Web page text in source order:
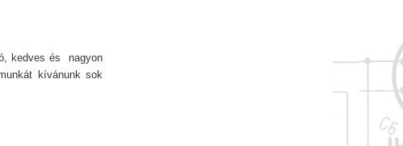
kedves és nagyon
kívánunk sok